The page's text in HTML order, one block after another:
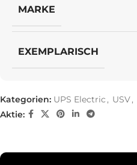
MARKE
EXEMPLARISCH
Kategorien: UPS Electric , USV,
Aktie: